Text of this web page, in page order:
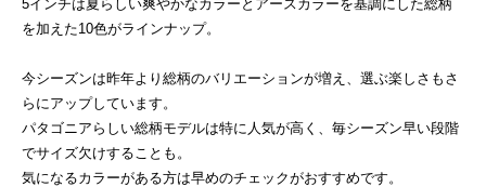
5インチは夏らしい爽やかなカラーとアースカラーを基調にした総柄
を加えた10色がラインナップ。
今シーズンは昨年より総柄のバリエーションが増え、選ぶ楽しさもさ
らにアップしています。
パタゴニアらしい総柄モデルは特に人気が高く、毎シーズン早い段階
でサイズ欠けすることも。
気になるカラーがある方は早めのチェックがおすすめです。